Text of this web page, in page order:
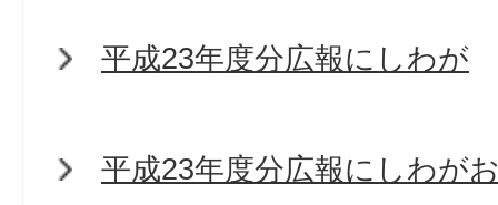
平成23年度分広報にしわが
平成23年度分広報にしわが